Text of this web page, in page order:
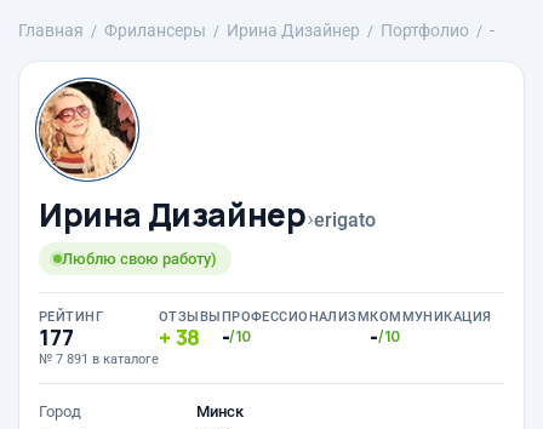
Главная Фрилансеры Ирина Дизайнер Портфолио -
Ирина Дизайнер›erigato
Люблю свою работу)
РЕЙТИНГ
177
№ 7 891 в каталоге
ОТЗЫВЫ
38
ПРОФЕССИОНАЛИЗМ
-/10
КОММУНИКАЦИЯ
-/10
Город
Минск